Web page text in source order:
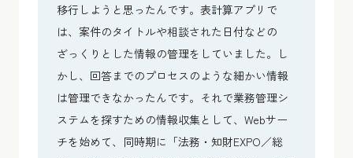
移行しようと思ったんです。表計算アプリで
は、案件のタイトルや相談された日付などの
ざっくりとした情報の管理をしていました。し
かし、回答までのプロセスのような細かい情報
は管理できなかったんです。それで業務管理シ
ステムを探すための情報収集として、Webサー
チを始めて、同時期に「法務・知財EXPO／総